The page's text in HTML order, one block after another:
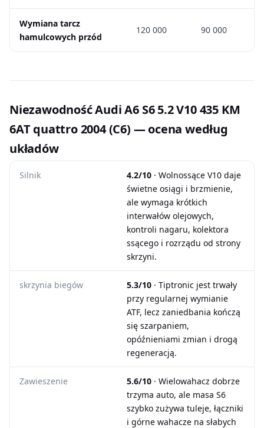
Wymiana tarcz
hamulcowych przód
120 000 90 000
Niezawodność Audi A6 S6 5.2 V10 435 KM
6AT quattro 2004 (C6) — ocena według
układów
Silnik 4.2/10 · Wolnossące V10 daje
świetne osiągi i brzmienie,
ale wymaga krótkich
interwałów olejowych,
kontroli nagaru, kolektora
ssącego i rozrządu od strony
skrzyni.
skrzynia biegów 5.3/10 · Tiptronic jest trwały
przy regularnej wymianie
ATF, lecz zaniedbania kończą
się szarpaniem,
opóźnieniami zmian i drogą
regeneracją.
Zawieszenie 5.6/10 · Wielowahacz dobrze
trzyma auto, ale masa S6
szybko zużywa tuleje, łączniki
i górne wahacze na słabych